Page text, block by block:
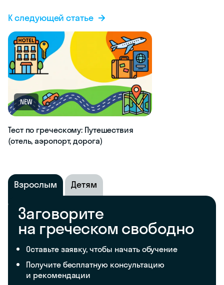
К следующей статье
NEW
Тест по греческому: Путешествия
(отель, аэропорт, дорога)
Взрослым Детям
Заговорите
на греческом свободно
Оставьте заявку, чтобы начать обучение
Получите бесплатную консультацию
и рекомендации